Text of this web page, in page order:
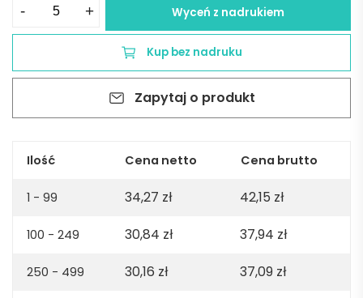
-
jersey
shirt.
org.
140gsm
Pastel
+ Wyceń z nadrukiem
Kup bez nadruku
Zapytaj o produkt
Ilość Cena netto Cena brutto
1 - 99 34,27 zł 42,15 zł
100 - 249 30,84 zł 37,94 zł
250 - 499 30,16 zł 37,09 zł